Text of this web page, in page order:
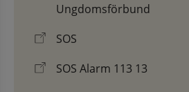
Ungdomsförbund
SOS
SOS Alarm 113 13